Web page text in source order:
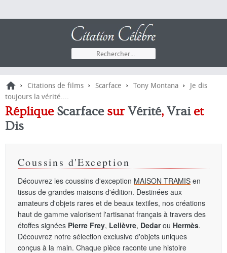
› Citations de films › Scarface › Tony Montana ›
Je dis
toujours la vérité....
Réplique ScarfacesurVérité, Vraiet
Dis
Coussins d'Exception
Découvrez les coussins d'exception MAISON TRAMIS en
tissus de grandes maisons d'édition. Destinées aux
amateurs d'objets rares et de beaux textiles, nos créations
haut de gamme valorisent l'artisanat français à travers des
étoffes signées Pierre Frey, Lelièvre, Dedarou Hermès.
Découvrez notre sélection exclusive d'objets uniques
conçus à la main. Chaque pièce raconte une histoire